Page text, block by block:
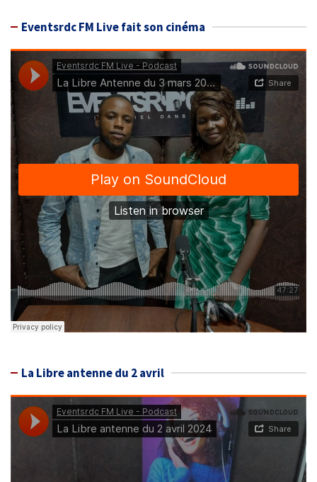
Eventsrdc FM Live fait son cinéma
La Libre antenne du 2 avril